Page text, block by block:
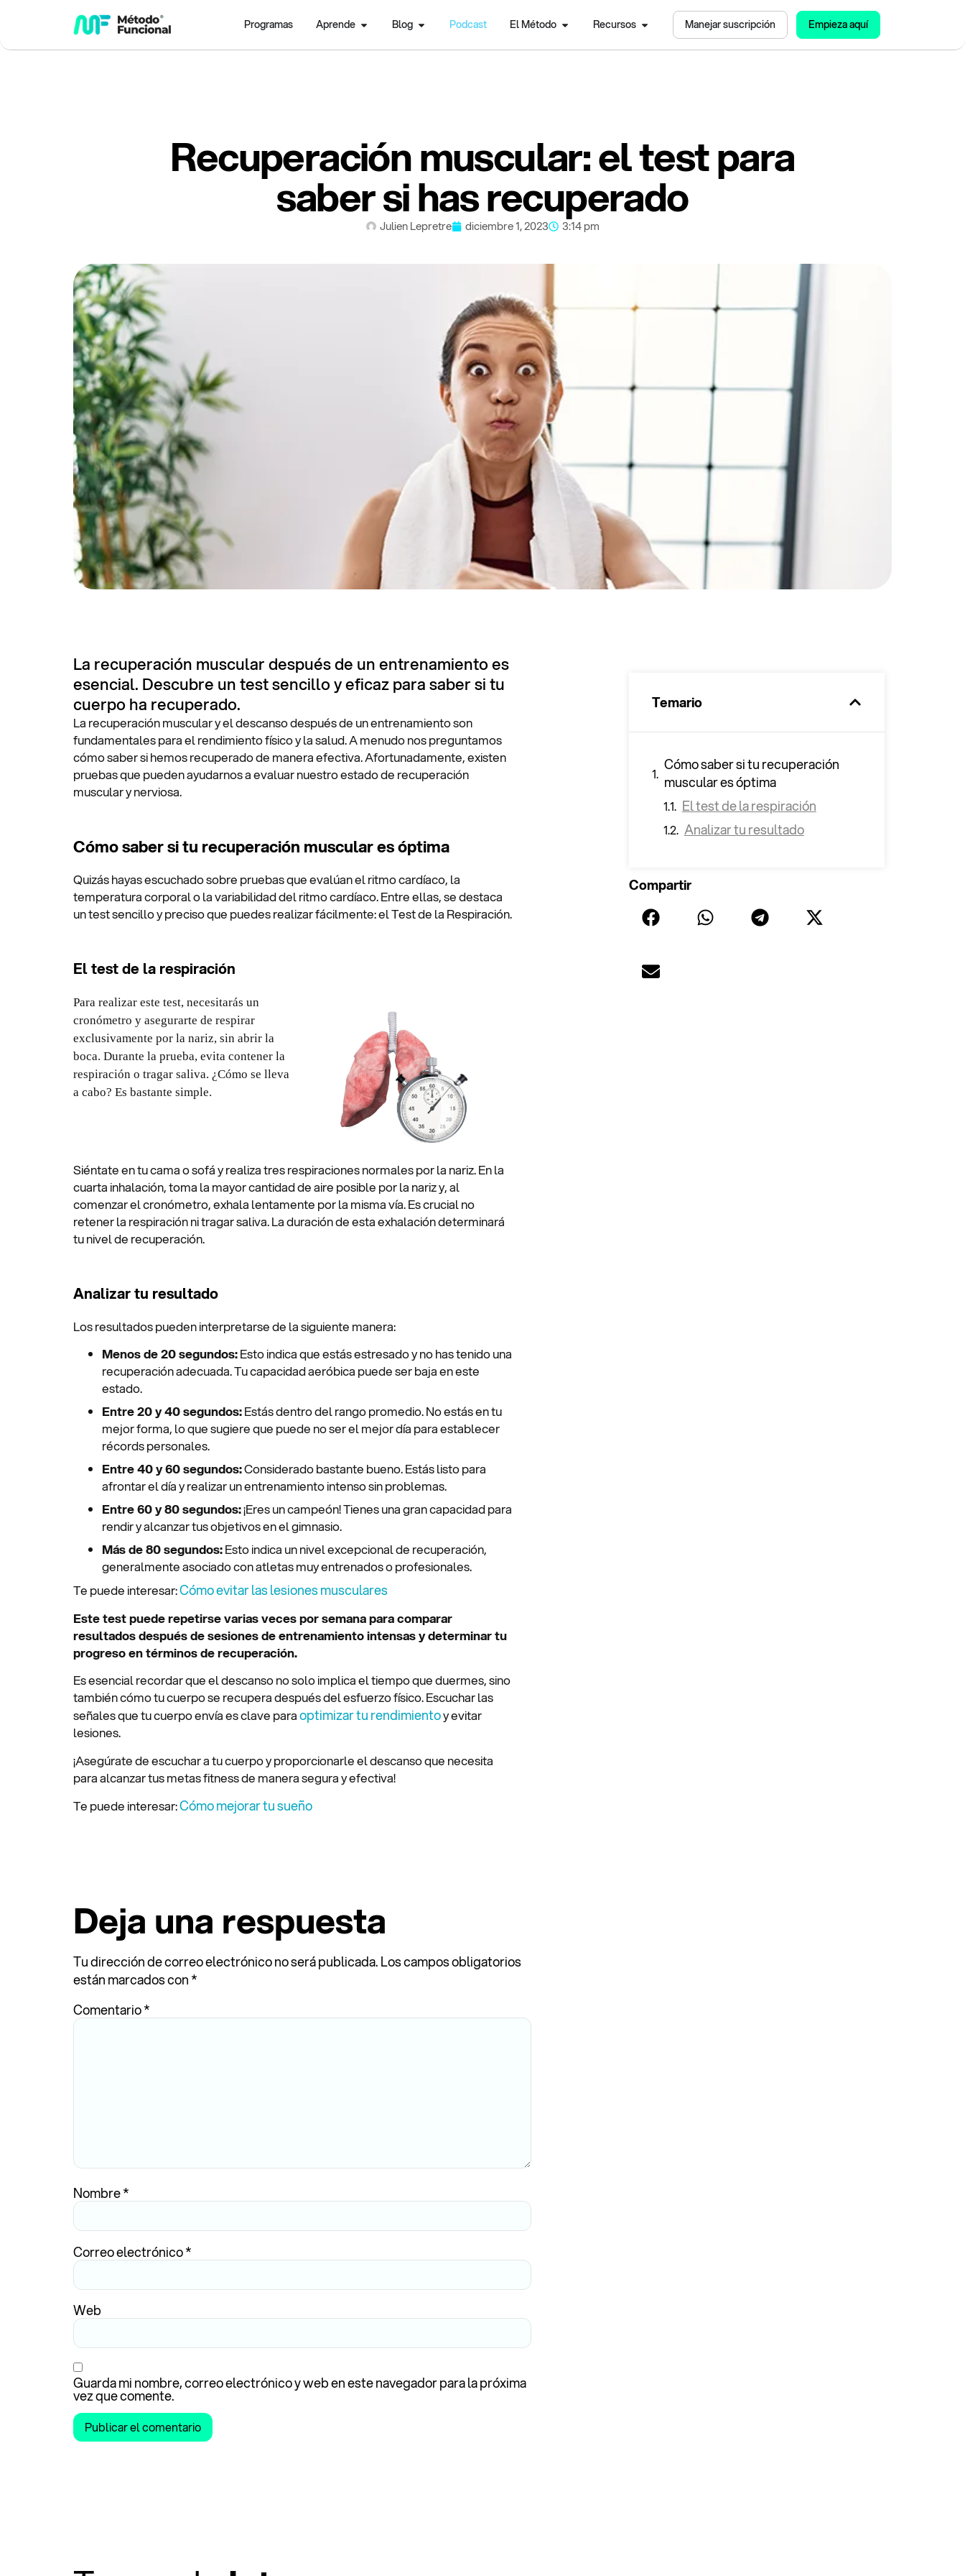
Programas Aprende Blog Podcast El Método Recursos Manejar suscripción Empieza aquí
Recuperación muscular: el test para
saber si has recuperado
Julien Lepretre diciembre 1, 2023 3:14 pm
La recuperación muscular después de un entrenamiento es
esencial. Descubre un test sencillo y eficaz para saber si tu
cuerpo ha recuperado.
La recuperación muscular y el descanso después de un entrenamiento son
fundamentales para el rendimiento físico y la salud. A menudo nos preguntamos
cómo saber si hemos recuperado de manera efectiva. Afortunadamente, existen
pruebas que pueden ayudarnos a evaluar nuestro estado de recuperación
muscular y nerviosa.
Cómo saber si tu recuperación muscular es óptima
Quizás hayas escuchado sobre pruebas que evalúan el ritmo cardíaco, la
temperatura corporal o la variabilidad del ritmo cardíaco. Entre ellas, se destaca
un test sencillo y preciso que puedes realizar fácilmente: el Test de la Respiración.
El test de la respiración
Para realizar este test, necesitarás un
cronómetro y asegurarte de respirar
exclusivamente por la nariz, sin abrir la
boca. Durante la prueba, evita contener la
respiración o tragar saliva. ¿Cómo se lleva
a cabo? Es bastante simple.
Siéntate en tu cama o sofá y realiza tres respiraciones normales por la nariz. En la
cuarta inhalación, toma la mayor cantidad de aire posible por la nariz y, al
comenzar el cronómetro, exhala lentamente por la misma vía. Es crucial no
retener la respiración ni tragar saliva. La duración de esta exhalación determinará
tu nivel de recuperación.
Analizar tu resultado
Los resultados pueden interpretarse de la siguiente manera:
Menos de 20 segundos:Esto indica que estás estresado y no has tenido una
recuperación adecuada. Tu capacidad aeróbica puede ser baja en este
estado.
Entre 20 y 40 segundos:Estás dentro del rango promedio. No estás en tu
mejor forma, lo que sugiere que puede no ser el mejor día para establecer
récords personales.
Entre 40 y 60 segundos:Considerado bastante bueno. Estás listo para
afrontar el día y realizar un entrenamiento intenso sin problemas.
Entre 60 y 80 segundos:¡Eres un campeón! Tienes una gran capacidad para
rendir y alcanzar tus objetivos en el gimnasio.
Más de 80 segundos:Esto indica un nivel excepcional de recuperación,
generalmente asociado con atletas muy entrenados o profesionales.
Te puede interesar:Cómo evitar las lesiones musculares
Este test puede repetirse varias veces por semana para comparar
resultados después de sesiones de entrenamiento intensas y determinar tu
progreso en términos de recuperación.
Es esencial recordar que el descanso no solo implica el tiempo que duermes, sino
también cómo tu cuerpo se recupera después del esfuerzo físico. Escuchar las
señales que tu cuerpo envía es clave paraoptimizar tu rendimientoy evitar
lesiones.
¡Asegúrate de escuchar a tu cuerpo y proporcionarle el descanso que necesita
para alcanzar tus metas fitness de manera segura y efectiva!
Te puede interesar:Cómo mejorar tu sueño
Temario
Cómo saber si tu recuperación
muscular es óptima
El test de la respiración
Analizar tu resultado
Compartir
Deja una respuesta
Tu dirección de correo electrónico no será publicada.Los campos obligatorios
están marcados con*
Comentario*
Nombre*
Correo electrónico*
Web
Guarda mi nombre, correo electrónico y web en este navegador para la próxima
vez que comente.